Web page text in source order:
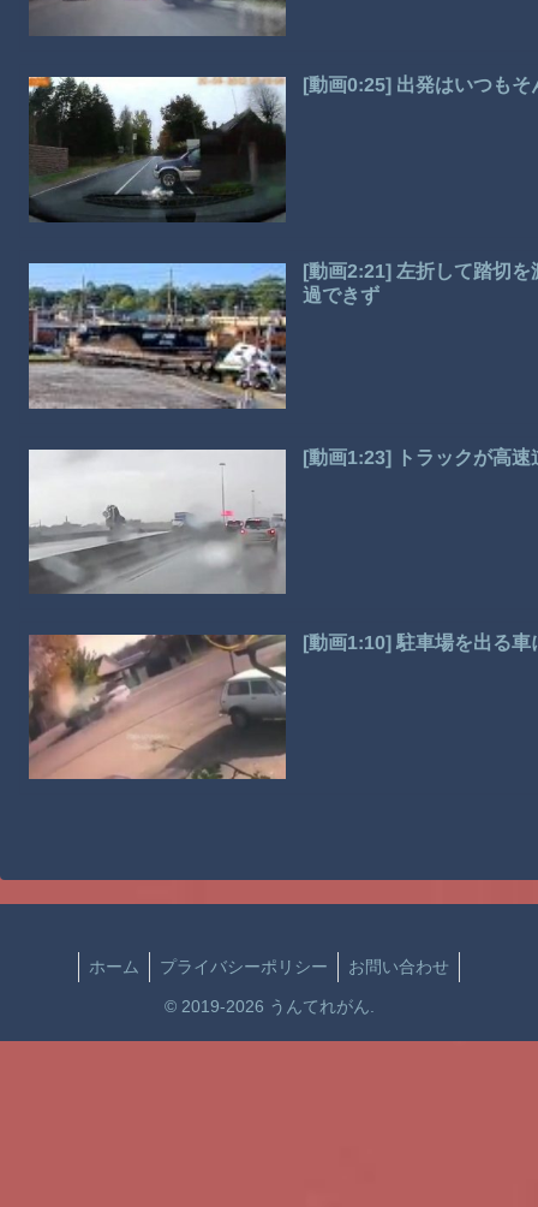
[動画0:25] 出発はいつも
[動画2:21] 左折して踏切
過できず
[動画1:23] トラックが高
[動画1:10] 駐車場を出る
ホーム プライバシーポリシー お問い合わせ
© 2019-2026 うんてれがん.